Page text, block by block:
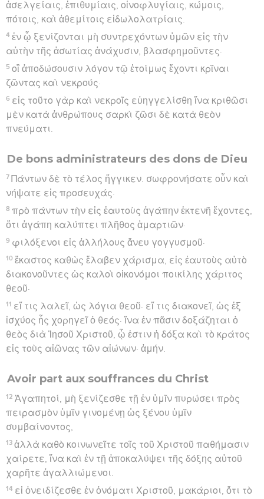
ἀσελγείαις, ἐπιθυμίαις, οἰνοφλυγίαις, κώμοις,
πότοις, καὶ ἀθεμίτοις εἰδωλολατρίαις.
4 ἐν ᾧ ξενίζονται μὴ συντρεχόντων ὑμῶν εἰς τὴν
αὐτὴν τῆς ἀσωτίας ἀνάχυσιν, βλασφημοῦντες·
5 οἳ ἀποδώσουσιν λόγον τῷ ἑτοίμως ἔχοντι κρῖναι
ζῶντας καὶ νεκρούς·
6 εἰς τοῦτο γὰρ καὶ νεκροῖς εὐηγγελίσθη ἵνα κριθῶσι
μὲν κατὰ ἀνθρώπους σαρκὶ ζῶσι δὲ κατὰ θεὸν
πνεύματι.
De bons administrateurs des dons de Dieu
7 Πάντων δὲ τὸ τέλος ἤγγικεν. σωφρονήσατε οὖν καὶ
νήψατε εἰς προσευχάς·
8 πρὸ πάντων τὴν εἰς ἑαυτοὺς ἀγάπην ἐκτενῆ ἔχοντες,
ὅτι ἀγάπη καλύπτει πλῆθος ἁμαρτιῶν·
9 φιλόξενοι εἰς ἀλλήλους ἄνευ γογγυσμοῦ·
10 ἕκαστος καθὼς ἔλαβεν χάρισμα, εἰς ἑαυτοὺς αὐτὸ
διακονοῦντες ὡς καλοὶ οἰκονόμοι ποικίλης χάριτος
θεοῦ·
11 εἴ τις λαλεῖ, ὡς λόγια θεοῦ· εἴ τις διακονεῖ, ὡς ἐξ
ἰσχύος ἧς χορηγεῖ ὁ θεός· ἵνα ἐν πᾶσιν δοξάζηται ὁ
θεὸς διὰ Ἰησοῦ Χριστοῦ, ᾧ ἐστιν ἡ δόξα καὶ τὸ κράτος
εἰς τοὺς αἰῶνας τῶν αἰώνων· ἀμήν.
Avoir part aux souffrances du Christ
12 Ἀγαπητοί, μὴ ξενίζεσθε τῇ ἐν ὑμῖν πυρώσει πρὸς
πειρασμὸν ὑμῖν γινομένῃ ὡς ξένου ὑμῖν
συμβαίνοντος,
13 ἀλλὰ καθὸ κοινωνεῖτε τοῖς τοῦ Χριστοῦ παθήμασιν
χαίρετε, ἵνα καὶ ἐν τῇ ἀποκαλύψει τῆς δόξης αὐτοῦ
χαρῆτε ἀγαλλιώμενοι.
14 εἰ ὀνειδίζεσθε ἐν ὀνόματι Χριστοῦ, μακάριοι, ὅτι τὸ